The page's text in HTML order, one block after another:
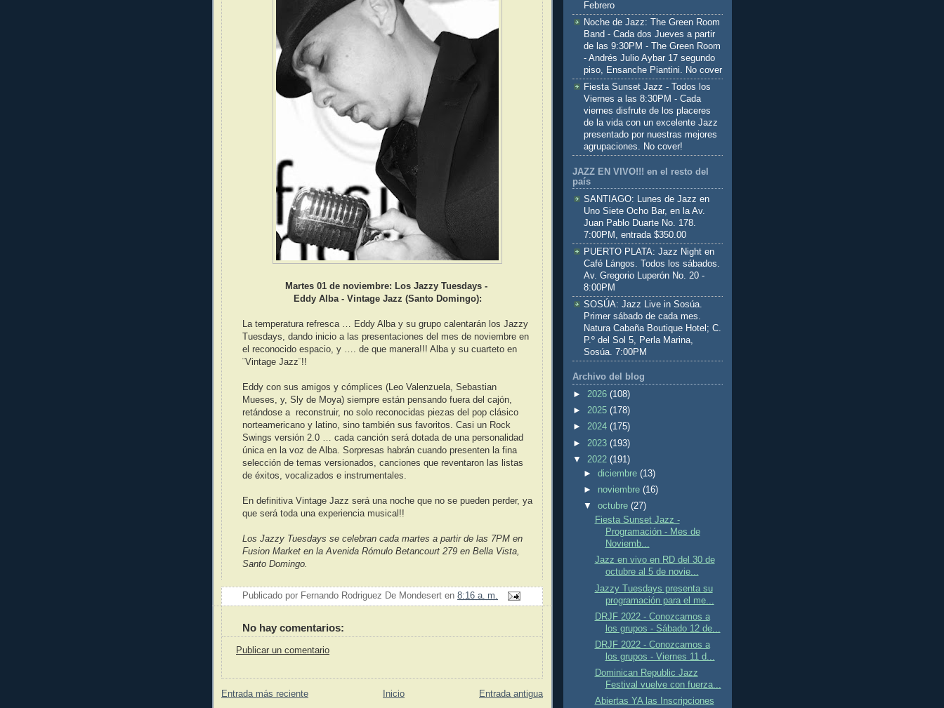
Martes 01 de noviembre: Los Jazzy Tuesdays -
Eddy Alba - Vintage Jazz (Santo Domingo):
La temperatura refresca … Eddy Alba y su grupo calentarán los Jazzy
Tuesdays, dando inicio a las presentaciones del mes de noviembre en
el reconocido espacio, y …. de que manera!!! Alba y su cuarteto en
¨Vintage Jazz¨!!
Eddy con sus amigos y cómplices (Leo Valenzuela, Sebastian
Mueses, y, Sly de Moya) siempre están pensando fuera del cajón,
retándose a reconstruir, no solo reconocidas piezas del pop clásico
norteamericano y latino, sino también sus favoritos. Casi un Rock
Swings versión 2.0 … cada canción será dotada de una personalidad
única en la voz de Alba. Sorpresas habrán cuando presenten la fina
selección de temas versionados, canciones que reventaron las listas
de éxitos, vocalizados e instrumentales.
En definitiva Vintage Jazz será una noche que no se pueden perder, ya
que será toda una experiencia musical!!
Los Jazzy Tuesdays se celebran cada martes a partir de las 7PM en
Fusion Market en la Avenida Rómulo Betancourt 279 en Bella Vista,
Santo Domingo.
Publicado por Fernando Rodriguez De Mondesert en 8:16 a. m.
No hay comentarios:
Publicar un comentario
Entrada más reciente Entrada antigua
Inicio
Febrero
Noche de Jazz: The Green Room
Band - Cada dos Jueves a partir
de las 9:30PM - The Green Room
- Andrés Julio Aybar 17 segundo
piso, Ensanche Piantini. No cover
Fiesta Sunset Jazz - Todos los
Viernes a las 8:30PM - Cada
viernes disfrute de los placeres
de la vida con un excelente Jazz
presentado por nuestras mejores
agrupaciones. No cover!
JAZZ EN VIVO!!! en el resto del
país
SANTIAGO: Lunes de Jazz en
Uno Siete Ocho Bar, en la Av.
Juan Pablo Duarte No. 178.
7:00PM, entrada $350.00
PUERTO PLATA: Jazz Night en
Café Lángos. Todos los sábados.
Av. Gregorio Luperón No. 20 -
8:00PM
SOSÚA: Jazz Live in Sosúa.
Primer sábado de cada mes.
Natura Cabaña Boutique Hotel; C.
P.º del Sol 5, Perla Marina,
Sosúa. 7:00PM
Archivo del blog
► 2026 (108)
► 2025 (178)
► 2024 (175)
► 2023 (193)
▼ 2022 (191)
►diciembre(13)
► noviembre(16)
▼octubre(27)
Fiesta Sunset Jazz -
Programación - Mes de
Noviemb...
Jazz en vivo en RD del 30 de
octubre al 5 de novie...
Jazzy Tuesdays presenta su
programación para el me...
DRJF 2022 - Conozcamos a
los grupos - Sábado 12 de...
DRJF 2022 - Conozcamos a
los grupos - Viernes 11 d...
Dominican Republic Jazz
Festival vuelve con fuerza...
Abiertas YA las Inscripciones